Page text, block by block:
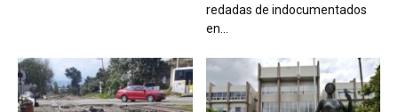
redadas de indocumentados
en...